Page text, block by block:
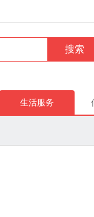
生活服务